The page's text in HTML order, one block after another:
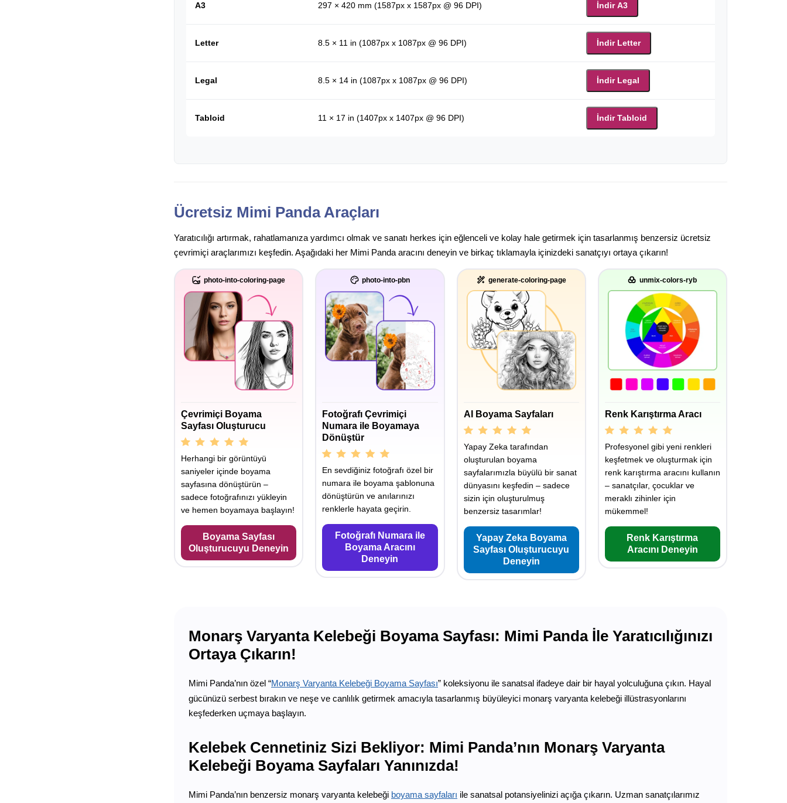
A3 297 × 420 mm (1587px x 1587px @ 96 DPI) İndir A3
Letter 8.5 × 11 in (1087px x 1087px @ 96 DPI) İndir Letter
Legal 8.5 × 14 in (1087px x 1087px @ 96 DPI) İndir Legal
Tabloid 11 × 17 in (1407px x 1407px @ 96 DPI) İndir Tabloid
Ücretsiz Mimi Panda Araçları
Yaratıcılığı artırmak, rahatlamanıza yardımcı olmak ve sanatı herkes için eğlenceli ve kolay hale getirmek için tasarlanmış benzersiz ücretsiz
çevrimiçi araçlarımızı keşfedin. Aşağıdaki her Mimi Panda aracını deneyin ve birkaç tıklamayla içinizdeki sanatçıyı ortaya çıkarın!
photo-into-coloring-page
Çevrimiçi Boyama
Sayfası Oluşturucu
Herhangi bir görüntüyü
saniyeler içinde boyama
sayfasına dönüştürün –
sadece fotoğrafınızı yükleyin
ve hemen boyamaya başlayın!
Boyama Sayfası
Oluşturucuyu Deneyin
photo-into-pbn
Fotoğrafı Çevrimiçi
Numara ile Boyamaya
Dönüştür
En sevdiğiniz fotoğrafı özel bir
numara ile boyama şablonuna
dönüştürün ve anılarınızı
renklerle hayata geçirin.
Fotoğrafı Numara ile
Boyama Aracını
Deneyin
generate-coloring-page
AI Boyama Sayfaları
Yapay Zeka tarafından
oluşturulan boyama
sayfalarımızla büyülü bir sanat
dünyasını keşfedin – sadece
sizin için oluşturulmuş
benzersiz tasarımlar!
Yapay Zeka Boyama
Sayfası Oluşturucuyu
Deneyin
unmix-colors-ryb
Renk Karıştırma Aracı
Profesyonel gibi yeni renkleri
keşfetmek ve oluşturmak için
renk karıştırma aracını kullanın
– sanatçılar, çocuklar ve
meraklı zihinler için
mükemmel!
Renk Karıştırma
Aracını Deneyin
Monarş Varyanta Kelebeği Boyama Sayfası: Mimi Panda İle Yaratıcılığınızı
Ortaya Çıkarın!
Mimi Panda’nın özel “Monarş Varyanta Kelebeği Boyama Sayfası” koleksiyonu ile sanatsal ifadeye dair bir hayal yolculuğuna çıkın. Hayal
gücünüzü serbest bırakın ve neşe ve canlılık getirmek amacıyla tasarlanmış büyüleyici monarş varyanta kelebeği illüstrasyonlarını
keşfederken uçmaya başlayın.
Kelebek Cennetiniz Sizi Bekliyor: Mimi Panda’nın Monarş Varyanta
Kelebeği Boyama Sayfaları Yanınızda!
Mimi Panda’nın benzersiz monarş varyanta kelebeği boyama sayfaları ile sanatsal potansiyelinizi açığa çıkarın. Uzman sanatçılarımız